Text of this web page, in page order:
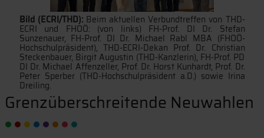
Bild (ECRI/THD): Beim aktuellen Verbundtreffen von THD-
ECRI und FHOÖ: (von links) FH-Prof. DI Dr. Stefan
Sunzenauer, FH-Prof. DI Dr. Michael Rabl MBA (FHOÖ-
Hochschulpräsident), THD-ECRI-Dekan Prof. Dr. Christian
Steckenbauer, Birgit Augustin (THD-Kanzlerin), FH-Prof. PD
DI Dr. Michael Affenzeller, Prof. Dr. Horst Kunhardt, Prof. Dr.
Peter Sperber (THD-Hochschulpräsident a.D.) sowie Irina
Dreiling.
Grenzüberschreitende Neuwahlen